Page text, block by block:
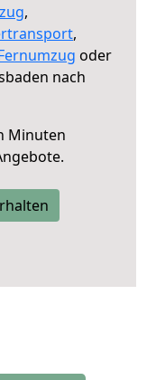
,
,
oder
nach
Minuten